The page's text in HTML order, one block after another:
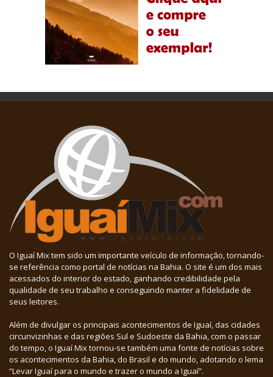
O Iguaí Mix tem sido um importante veículo de informação, tornando-
se referência como portal de notícias na Bahia. O site é um dos mais
acessados do interior do estado, ganhando credibilidade pela
qualidade de seu trabalho e conseguindo manter a fidelidade de
seus leitores.
Além de divulgar os principais acontecimentos de Iguaí, das cidades
circunvizinhas e das regiões Sul e Sudoeste da Bahia, com o passar
do tempo, o Iguaí Mix tornou-se também uma fonte de notícias sobre
os acontecimentos da Bahia, do Brasil e do mundo, adotando o lema
“Levar Iguaí para o mundo e trazer o mundo a Iguaí”.